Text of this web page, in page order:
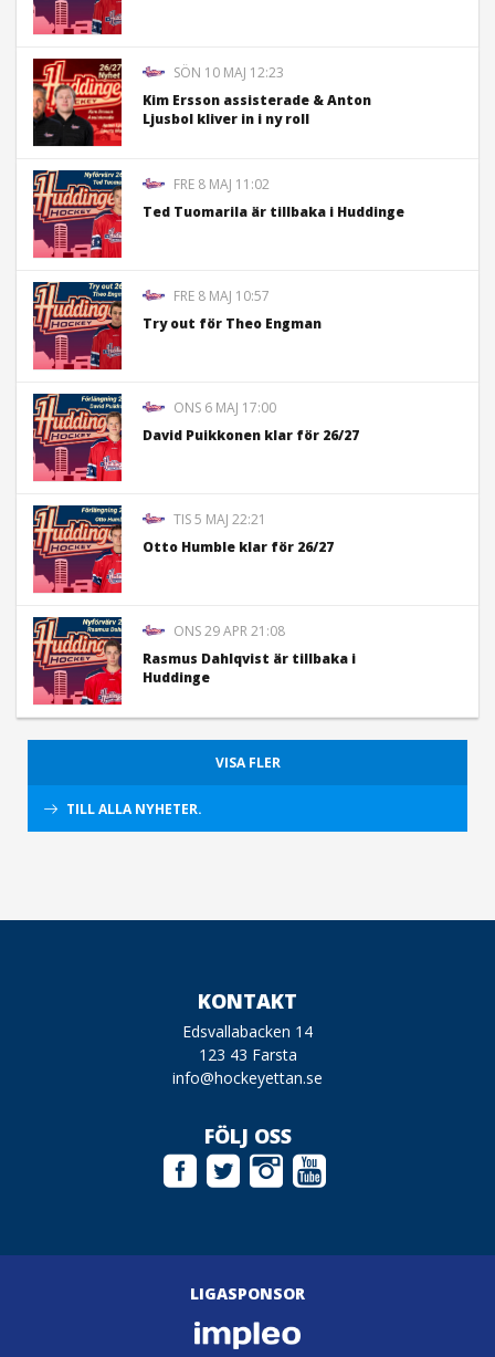
SÖN 10 MAJ 12:23
Kim Ersson assisterade & Anton
Ljusbol kliver in i ny roll
FRE 8 MAJ 11:02
Ted Tuomarila är tillbaka i Huddinge
FRE 8 MAJ 10:57
Try out för Theo Engman
ONS 6 MAJ 17:00
David Puikkonen klar för 26/27
TIS 5 MAJ 22:21
Otto Humble klar för 26/27
ONS 29 APR 21:08
Rasmus Dahlqvist är tillbaka i
Huddinge
VISA FLER
TILL ALLA NYHETER.
KONTAKT
Edsvallabacken 14
123 43 Farsta
info@hockeyettan.se
FÖLJ OSS
LIGASPONSOR